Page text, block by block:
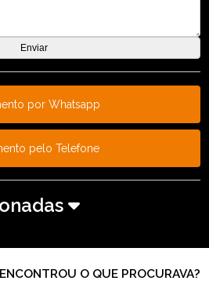
por Whatsapp
pelo Telefone
ENCONTROU O QUE PROCURAVA?